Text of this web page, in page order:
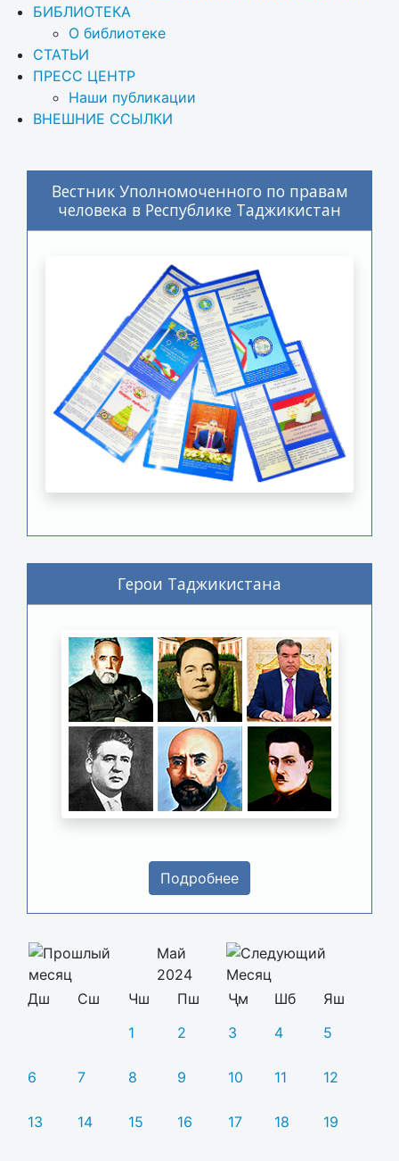
БИБЛИОТЕКА
О библиотеке
СТАТЬИ
ПРЕСС ЦЕНТР
Наши публикации
ВНЕШНИЕ ССЫЛКИ
Вестник Уполномоченного по правам
человека в Республике Таджикистан
Герои Таджикистана
Подробнее
Май
2024
Дш
Сш Чш Пш Ҷм Шб
Яш
1
2 3 4 5
6 7 8 9 10 11 12
13 14 15 16 17 18 19